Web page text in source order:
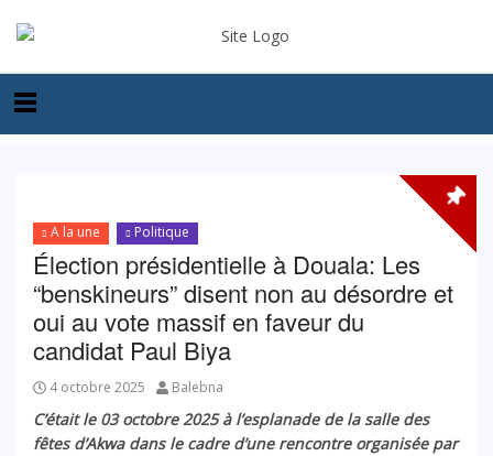
A la une Politique
Élection présidentielle à Douala: Les
“benskineurs” disent non au désordre et
oui au vote massif en faveur du
candidat Paul Biya
4 octobre 2025 Balebna
C’était le 03 octobre 2025 à l’esplanade de la salle des
fêtes d’Akwa dans le cadre d’une rencontre organisée par